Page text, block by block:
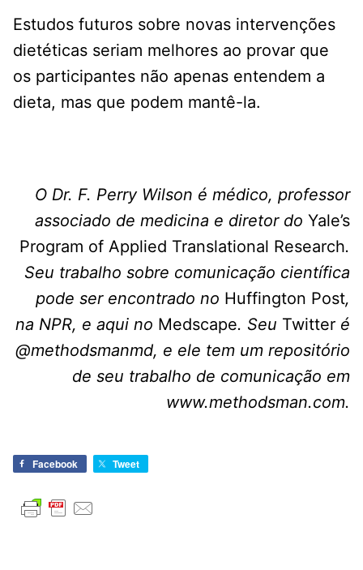
Estudos futuros sobre novas intervenções
dietéticas seriam melhores ao provar que
os participantes não apenas entendem a
dieta, mas que podem mantê-la.
O Dr. F. Perry Wilson é médico, professor
associado de medicina e diretor do Yale’s
Program of Applied Translational Research.
Seu trabalho sobre comunicação científica
pode ser encontrado no Huffington Post,
na NPR, e aqui no Medscape. Seu Twitter é
@methodsmanmd, e ele tem um repositório
de seu trabalho de comunicação em
www.methodsman.com.
Facebook Tweet